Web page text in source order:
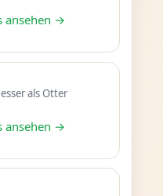
ansehen →
als Otter
ansehen →